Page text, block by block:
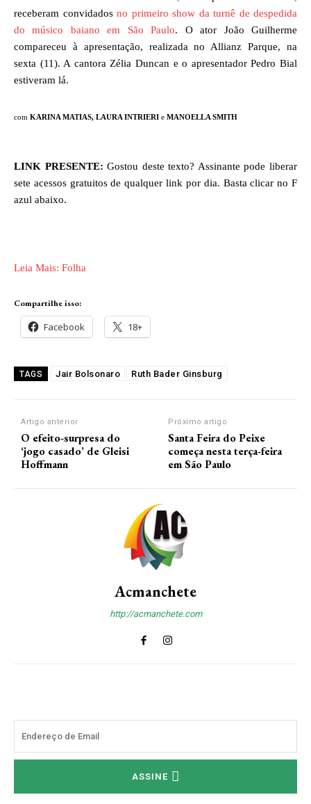
receberam convidados no primeiro show da turnê de despedida
do músico baiano em São Paulo. O ator João Guilherme
compareceu à apresentação, realizada no Allianz Parque, na
sexta (11). A cantora Zélia Duncan e o apresentador Pedro Bial
estiveram lá.
com KARINA MATIAS, LAURA INTRIERI e MANOELLASMITH
LINK PRESENTE: Gostou deste texto? Assinante pode liberar
sete acessos gratuitos de qualquer link por dia. Basta clicar no F
azul abaixo.
Leia Mais: Folha
Compartilhe isso:
Facebook 18+
TAGS Jair Bolsonaro Ruth Bader Ginsburg
Artigo anterior
O efeito-surpresa do
‘jogo casado’ de Gleisi
Hoffmann
Próximo artigo
Santa Feira do Peixe
começa nesta terça-feira
em São Paulo
Acmanchete
http://acmanchete.com
ASSINE